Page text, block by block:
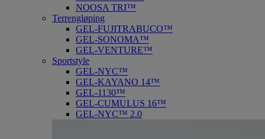
NOOSA TRI™
Terrengløping
GEL-FUJITRABUCO™
GEL-SONOMA™
GEL-VENTURE™
Sportstyle
GEL-NYC™
GEL-KAYANO 14™
GEL-1130™
GEL-CUMULUS 16™
GEL-NYC™ 2.0